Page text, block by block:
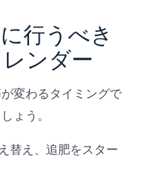
行うべき
ンダー
変わるタイミングで
ょう。
替え、追肥をスター